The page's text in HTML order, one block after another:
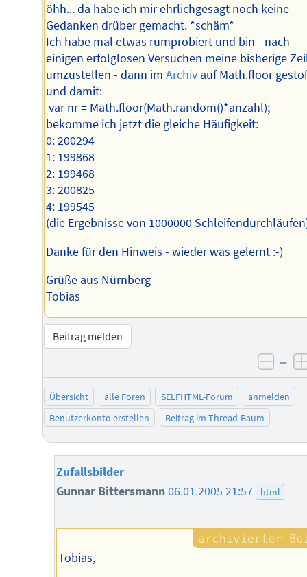
öhh... da habe ich mir ehrlichgesagt noch keine
Gedanken drüber gemacht. *schäm*
Ich habe mal etwas rumprobiert und bin - nach
einigen erfolglosen Versuchen meine bisherige
umzustellen - dann imArchiv auf Math.floor
und damit:
var nr = Math.floor(Math.random()*anzahl);
bekomme ich jetzt die gleiche Häufigkeit:
0: 200294
1: 199868
2: 199468
3: 200825
4: 199545
(die Ergebnisse von 1000000
Danke für den Hinweis - wieder was gelernt :-)
Grüße aus Nürnberg
Tobias
Beitrag melden
–
Übersicht alle Foren SELFHTML-Forum
anmelden
Benutzerkonto erstellen
Beitrag im Thread-Baum
Zufallsbilder
Gunnar Bittersmann06.01.2005 21:57 html
Tobias,